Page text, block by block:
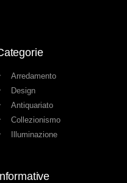
Arredamento
Design
Antiquariato
Collezionismo
Illuminazione